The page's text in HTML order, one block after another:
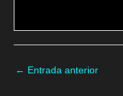
← Entrada anterior